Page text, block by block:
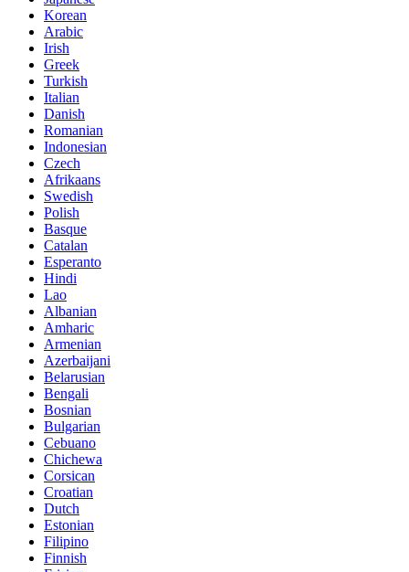
Korean
Arabic
Irish
Greek
Turkish
Italian
Danish
Romanian
Indonesian
Czech
Afrikaans
Swedish
Polish
Basque
Catalan
Esperanto
Hindi
Lao
Albanian
Amharic
Armenian
Azerbaijani
Belarusian
Bengali
Bosnian
Bulgarian
Cebuano
Chichewa
Corsican
Croatian
Dutch
Estonian
Filipino
Finnish